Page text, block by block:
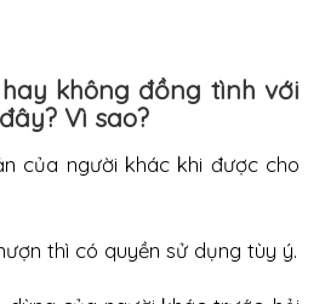
không đồng tình với
Vì sao?
của người khác khi được cho
thì có quyền sử dụng tùy ý.